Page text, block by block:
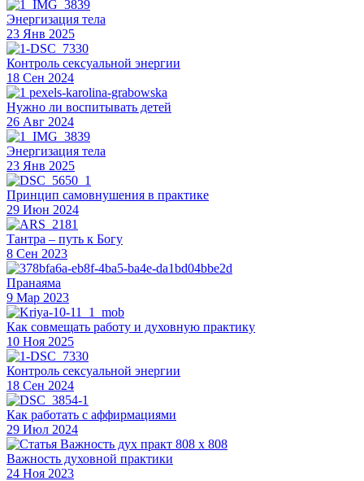
Энергизация тела
23 Янв 2025
Контроль сексуальной энергии
18 Сен 2024
Нужно ли воспитывать детей
26 Авг 2024
Энергизация тела
23 Янв 2025
Принцип самовнушения в практике
29 Июн 2024
Тантра – путь к Богу
8 Сен 2023
Пранаяма
9 Мар 2023
Как совмещать работу и духовную практику
10 Ноя 2025
Контроль сексуальной энергии
18 Сен 2024
Как работать с аффирмациями
29 Июл 2024
Важность духовной практики
24 Ноя 2023